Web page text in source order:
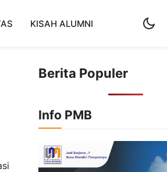
KISAH ALUMNI
Berita Populer
Info PMB